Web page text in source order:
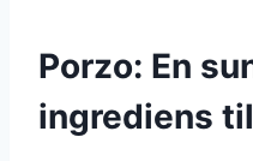
Porzo: En
ingrediens